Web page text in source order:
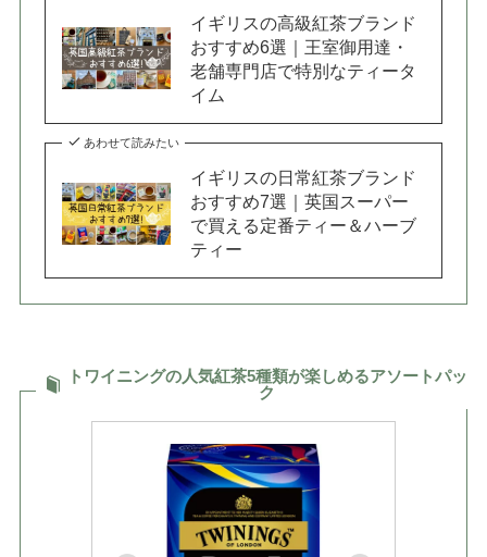
イギリスの高級紅茶ブランド
おすすめ6選｜王室御用達・
老舗専門店で特別なティータ
イム
あわせて読みたい
イギリスの日常紅茶ブランド
おすすめ7選｜英国スーパー
で買える定番ティー＆ハーブ
ティー
トワイニングの人気紅茶5種類が楽しめるアソートパッ
ク